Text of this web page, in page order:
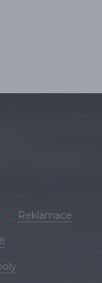
Reklamace